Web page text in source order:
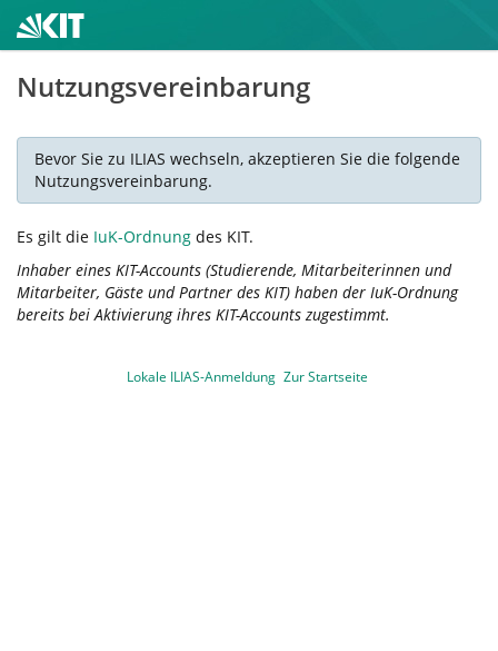
Nutzungsvereinbarung
Bevor Sie zu ILIAS wechseln, akzeptieren Sie die folgende
Nutzungsvereinbarung.
Es gilt die IuK-Ordnung des KIT.
Inhaber eines KIT-Accounts (Studierende, Mitarbeiterinnen und
Mitarbeiter, Gäste und Partner des KIT) haben der IuK-Ordnung
bereits bei Aktivierung ihres KIT-Accounts zugestimmt.
Lokale ILIAS-Anmeldung Zur Startseite